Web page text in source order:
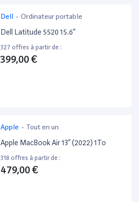
Dell - Ordinateur portable
Dell Latitude 5520 15.6”
327 offres à partir de :
399,00 €
Apple - Tout en un
Apple MacBook Air 13” (2022) 1To
318 offres à partir de :
479,00 €